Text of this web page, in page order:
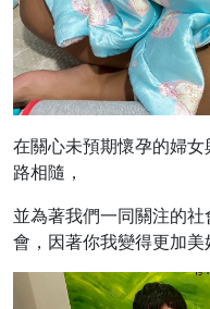
在關心未預期懷孕的婦
路相隨，
並為著我們一同關注的
會，因著你我變得更加美